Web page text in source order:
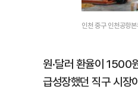
인천 중구 인천공항
원·달러 환율이 1500
급성장했던 직구 시장